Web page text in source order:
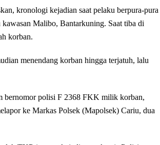
kronologi kejadian saat pelaku berpura-pura
Malibo, Bantarkuning. Saat tiba di
korban.
menendang korban hingga terjatuh, lalu
bernomor polisi F 2368 FKK milik korban,
ke Markas Polsek (Mapolsek) Cariu, dua